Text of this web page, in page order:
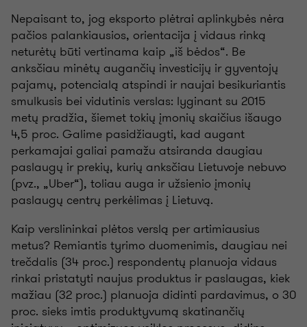
Nepaisant to, jog eksporto plėtrai aplinkybės nėra
pačios palankiausios, orientacija į vidaus rinką
neturėtų būti vertinama kaip „iš bėdos“. Be
anksčiau minėtų augančių investicijų ir gyventojų
pajamų, potencialą atspindi ir naujai besikuriantis
smulkusis bei vidutinis verslas: lyginant su 2015
metų pradžia, šiemet tokių įmonių skaičius išaugo
4,5 proc. Galime pasidžiaugti, kad augant
perkamajai galiai pamažu atsiranda daugiau
paslaugų ir prekių, kurių anksčiau Lietuvoje nebuvo
(pvz., „Uber“), toliau auga ir užsienio įmonių
paslaugų centrų perkėlimas į Lietuvą.
Kaip verslininkai plėtos verslą per artimiausius
metus? Remiantis tyrimo duomenimis, daugiau nei
trečdalis (34 proc.) respondentų planuoja vidaus
rinkai pristatyti naujus produktus ir paslaugas, kiek
mažiau (32 proc.) planuoja didinti pardavimus, o 30
proc. sieks imtis produktyvumą skatinančių